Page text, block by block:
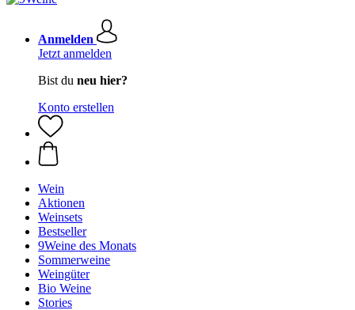
Anmelden
Jetzt anmelden
Bist du neu hier?
Konto erstellen
Wein
Aktionen
Weinsets
Bestseller
9Weine des Monats
Sommerweine
Weingüter
Bio Weine
Stories